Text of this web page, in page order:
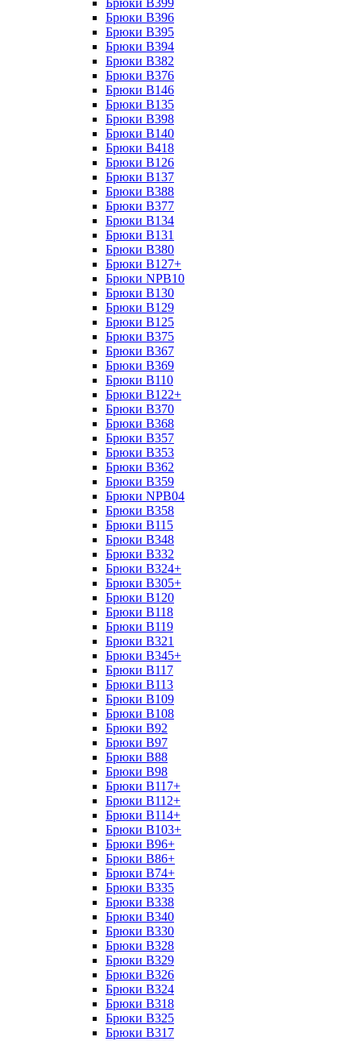
Брюки B399
Брюки B396
Брюки B395
Брюки B394
Брюки B382
Брюки B376
Брюки B146
Брюки B135
Брюки B398
Брюки B140
Брюки B418
Брюки B126
Брюки B137
Брюки B388
Брюки B377
Брюки B134
Брюки B131
Брюки B380
Брюки B127+
Брюки NPB10
Брюки B130
Брюки B129
Брюки B125
Брюки B375
Брюки B367
Брюки B369
Брюки B110
Брюки B122+
Брюки B370
Брюки B368
Брюки B357
Брюки B353
Брюки B362
Брюки B359
Брюки NPB04
Брюки B358
Брюки B115
Брюки B348
Брюки B332
Брюки B324+
Брюки B305+
Брюки B120
Брюки B118
Брюки B119
Брюки B321
Брюки B345+
Брюки B117
Брюки B113
Брюки B109
Брюки B108
Брюки B92
Брюки B97
Брюки B88
Брюки B98
Брюки B117+
Брюки B112+
Брюки B114+
Брюки B103+
Брюки B96+
Брюки B86+
Брюки B74+
Брюки B335
Брюки B338
Брюки B340
Брюки B330
Брюки B328
Брюки B329
Брюки B326
Брюки B324
Брюки B318
Брюки B325
Брюки B317